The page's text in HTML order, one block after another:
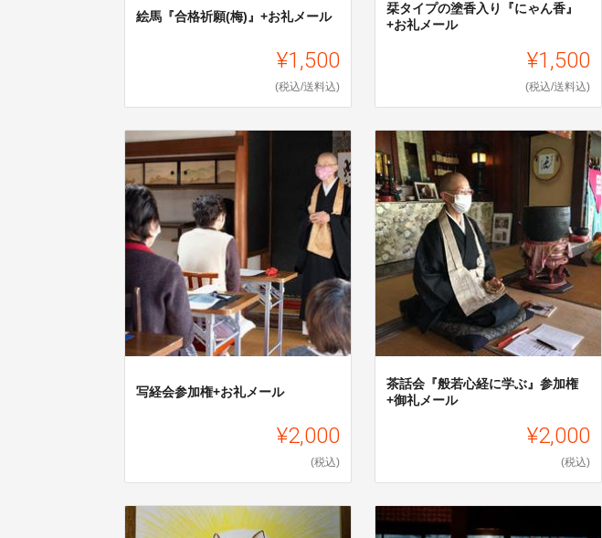
絵馬『合格祈願(梅)』+お礼メール
¥1,500
(税込/送料込)
栞タイプの塗香入り『にゃん香』
+お礼メール
¥1,500
(税込/送料込)
写経会参加権+お礼メール
¥2,000
(税込)
茶話会『般若心経に学ぶ』参加権
+御礼メール
¥2,000
(税込)